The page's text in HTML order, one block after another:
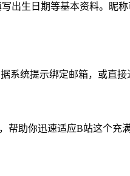
生日期等基本资料。昵
统提示绑定邮箱，或直
助你迅速适应B站这个充